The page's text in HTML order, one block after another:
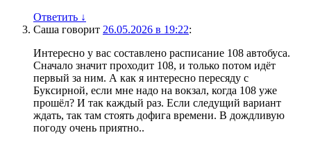
Ответить ↓
Саша говорит 26.05.2026 в 19:22:
Интересно у вас составлено расписание 108 автобуса.
Сначало значит проходит 108, и только потом идёт
первый за ним. А как я интересно пересяду с
Буксирной, если мне надо на вокзал, когда 108 уже
прошёл? И так каждый раз. Если следущий вариант
ждать, так там стоять дофига времени. В дождливую
погоду очень приятно..